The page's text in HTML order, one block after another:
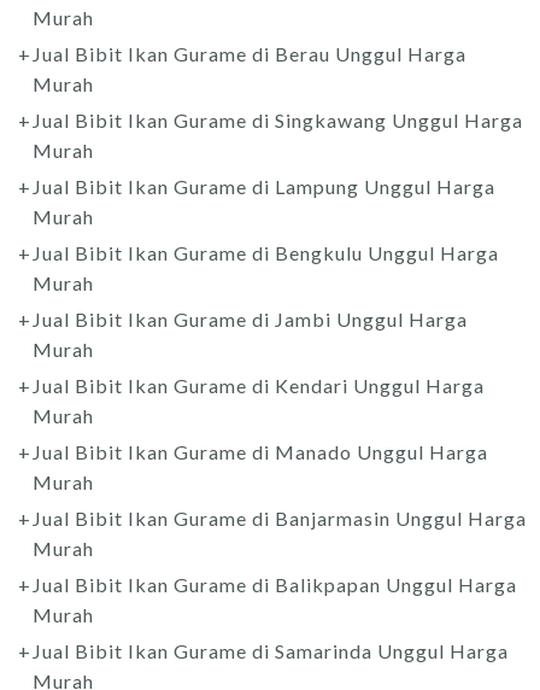
Murah
Jual Bibit Ikan Gurame di Berau Unggul Harga
Murah
Jual Bibit Ikan Gurame di Singkawang Unggul Harga
Murah
Jual Bibit Ikan Gurame di Lampung Unggul Harga
Murah
Jual Bibit Ikan Gurame di Bengkulu Unggul Harga
Murah
Jual Bibit Ikan Gurame di Jambi Unggul Harga
Murah
Jual Bibit Ikan Gurame di Kendari Unggul Harga
Murah
Jual Bibit Ikan Gurame di Manado Unggul Harga
Murah
Jual Bibit Ikan Gurame di Banjarmasin Unggul Harga
Murah
Jual Bibit Ikan Gurame di Balikpapan Unggul Harga
Murah
Jual Bibit Ikan Gurame di Samarinda Unggul Harga
Murah